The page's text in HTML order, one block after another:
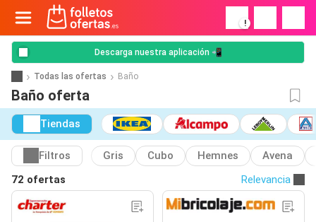
!
Descarga nuestra aplicación 📲
Todas las ofertas Baño
Baño oferta
Tiendas
Filtros Gris Cubo Hemnes
Avena
72 ofertas
Relevancia